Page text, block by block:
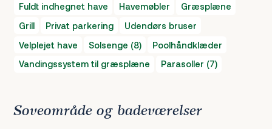
Fuldt indhegnet have Havemøbler
Græsplæne
Grill
Privat parkering
Udendørs bruser
Velplejet have
Solsenge (8)
Poolhåndklæder
Vandingssystem til græsplæne
Parasoller (7)
Soveområde og badeværelser